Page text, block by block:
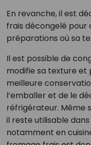
En revanche, il est
frais décongelé pour
préparations où sa
Il est possible de
modifie sa texture et
meilleure
l’emballer et de le
réfrigérateur. Même
il reste utilisable
notamment en